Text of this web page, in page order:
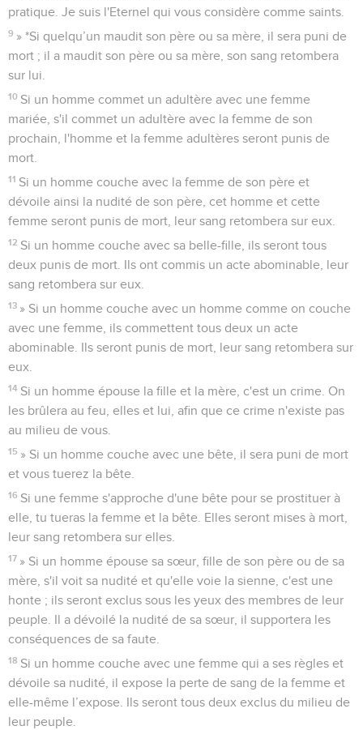
pratique. Je suis l'Eternel qui vous considère comme saints.
9 » *Si quelqu’un maudit son père ou sa mère, il sera puni de
mort ; il a maudit son père ou sa mère, son sang retombera
sur lui.
10 Si un homme commet un adultère avec une femme
mariée, s'il commet un adultère avec la femme de son
prochain, l'homme et la femme adultères seront punis de
mort.
11 Si un homme couche avec la femme de son père et
dévoile ainsi la nudité de son père, cet homme et cette
femme seront punis de mort, leur sang retombera sur eux.
12 Si un homme couche avec sa belle-fille, ils seront tous
deux punis de mort. Ils ont commis un acte abominable, leur
sang retombera sur eux.
13 » Si un homme couche avec un homme comme on couche
avec une femme, ils commettent tous deux un acte
abominable. Ils seront punis de mort, leur sang retombera sur
eux.
14 Si un homme épouse la fille et la mère, c'est un crime. On
les brûlera au feu, elles et lui, afin que ce crime n'existe pas
au milieu de vous.
15 » Si un homme couche avec une bête, il sera puni de mort
et vous tuerez la bête.
16 Si une femme s'approche d'une bête pour se prostituer à
elle, tu tueras la femme et la bête. Elles seront mises à mort,
leur sang retombera sur elles.
17 » Si un homme épouse sa sœur, fille de son père ou de sa
mère, s'il voit sa nudité et qu'elle voie la sienne, c'est une
honte ; ils seront exclus sous les yeux des membres de leur
peuple. Il a dévoilé la nudité de sa sœur, il supportera les
conséquences de sa faute.
18 Si un homme couche avec une femme qui a ses règles et
dévoile sa nudité, il expose la perte de sang de la femme et
elle-même l’expose. Ils seront tous deux exclus du milieu de
leur peuple.